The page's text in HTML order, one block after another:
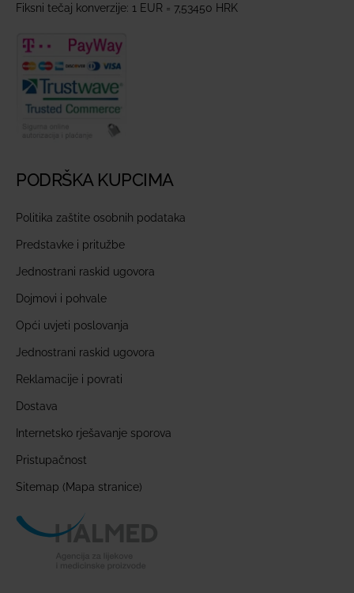
Fiksni tečaj konverzije: 1 EUR = 7,53450 HRK
PODRŠKA KUPCIMA
Politika zaštite osobnih podataka
Predstavke i pritužbe
Jednostrani raskid ugovora
Dojmovi i pohvale
Opći uvjeti poslovanja
Jednostrani raskid ugovora
Reklamacije i povrati
Dostava
Internetsko rješavanje sporova
Pristupačnost
Sitemap (Mapa stranice)